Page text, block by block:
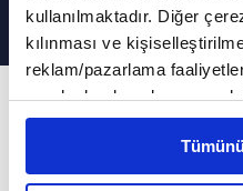
kullanılmaktadır. Diğer
kılınması ve
reklam/pazarlama
sınırlı olarak açık rızanız
Çerezlere ilişkin
belirleyebilirsiniz.
Ayarlar butonuna
315. Bölüm
İslam'ın Işığında